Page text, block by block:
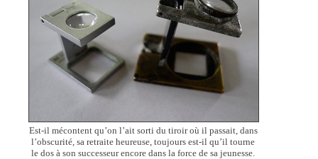
Est-il mécontent qu’on l’ait sorti du tiroir où il passait, dans
l’obscurité, sa retraite heureuse, toujours est-il qu’il tourne
le dos à son successeur encore dans la force de sa jeunesse.